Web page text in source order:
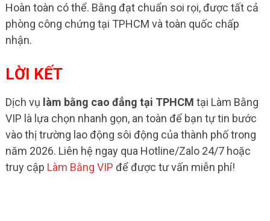
Hoàn toàn có thể. Bằng đạt chuẩn soi rọi, được tất cả
phòng công chứng tại TPHCM và toàn quốc chấp
nhận.
LỜI KẾT
Dịch vụ làm bằng cao đẳng tại TPHCM tại Làm Bằng
VIP là lựa chọn nhanh gọn, an toàn để bạn tự tin bước
vào thị trường lao động sôi động của thành phố trong
năm 2026. Liên hệ ngay qua Hotline/Zalo 24/7 hoặc
truy cập Làm Bằng VIP để được tư vấn miễn phí!